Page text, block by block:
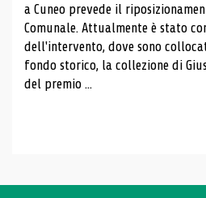
a Cuneo prevede il
Comunale. Attualmente è stato
dell'intervento, dove sono
fondo storico, la collezione di
del premio ...